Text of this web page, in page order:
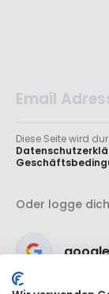
Diese Seite wird
Oder logge
google